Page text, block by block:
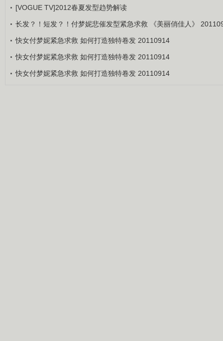
[VOGUE TV]2012春夏发型趋势解读
长发？！短发？！付梦妮悲催发型紧急求救 《美丽俏佳人》
快女付梦妮紧急求救 如何打造独特卷发 20110914
快女付梦妮紧急求救 如何打造独特卷发 20110914
快女付梦妮紧急求救 如何打造独特卷发 20110914